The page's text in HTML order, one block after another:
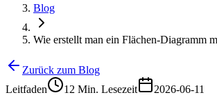
Blog
Wie erstellt man ein Flächen-Diagramm
Zurück zum Blog
Leitfaden
12 Min. Lesezeit 2026-06-11